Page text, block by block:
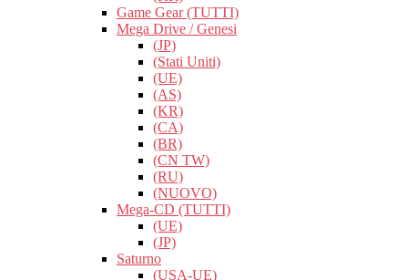
Game Gear (TUTTI)
Mega Drive / Genesi
(JP)
(Stati Uniti)
(UE)
(AS)
(KR)
(CA)
(BR)
(CN TW)
(RU)
(NUOVO)
Mega-CD (TUTTI)
(UE)
(JP)
Saturno
(USA-UE)